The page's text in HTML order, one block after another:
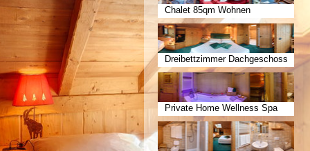
Chalet 85qm Wohnen
Dreibettzimmer Dachgeschoss
Private Home Wellness Spa